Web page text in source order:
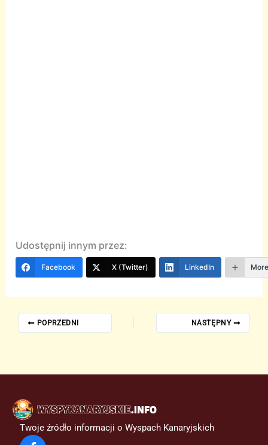
Udostępnij innym przez:
Facebook X (Twitter) LinkedIn
POPRZEDNI NASTĘPNY
Twoje źródło informacji o Wyspach Kanaryjskich